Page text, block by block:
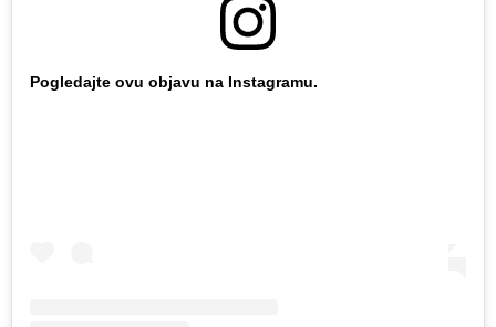
Pogledajte ovu objavu na Instagramu.